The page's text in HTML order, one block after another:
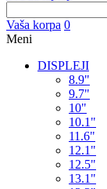
Vaša korpa 0
Meni
DISPLEJI
8.9"
9.7"
10"
10.1"
11.6"
12.1"
12.5"
13.1"